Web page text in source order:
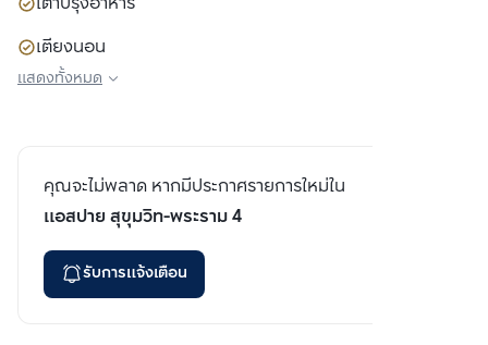
เตียงนอน
ตู้เสื้อผ้า
แสดงทั้งหมด
คุณจะไม่พลาด หากมีประกาศรายการใหม่ใน
แอสปาย สุขุมวิท-พระราม 4
รับการแจ้งเตือน